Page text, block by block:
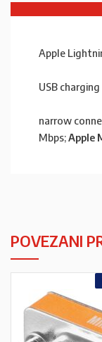
Apple
USB
narrow
Mbps;Apple
POVEZANI